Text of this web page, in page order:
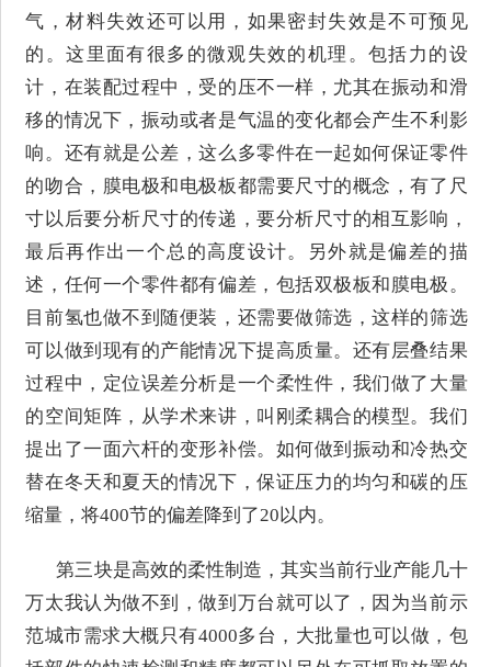
气，材料失效还可以用，如果密封失效是不可预见
的。这里面有很多的微观失效的机理。包括力的设
计，在装配过程中，受的压不一样，尤其在振动和滑
移的情况下，振动或者是气温的变化都会产生不利影
响。还有就是公差，这么多零件在一起如何保证零件
的吻合，膜电极和电极板都需要尺寸的概念，有了尺
寸以后要分析尺寸的传递，要分析尺寸的相互影响，
最后再作出一个总的高度设计。另外就是偏差的描
述，任何一个零件都有偏差，包括双极板和膜电极。
目前氢也做不到随便装，还需要做筛选，这样的筛选
可以做到现有的产能情况下提高质量。还有层叠结果
过程中，定位误差分析是一个柔性件，我们做了大量
的空间矩阵，从学术来讲，叫刚柔耦合的模型。我们
提出了一面六杆的变形补偿。如何做到振动和冷热交
替在冬天和夏天的情况下，保证压力的均匀和碳的压
缩量，将400节的偏差降到了20以内。
第三块是高效的柔性制造，其实当前行业产能几十
万太我认为做不到，做到万台就可以了，因为当前示
范城市需求大概只有4000多台，大批量也可以做，包